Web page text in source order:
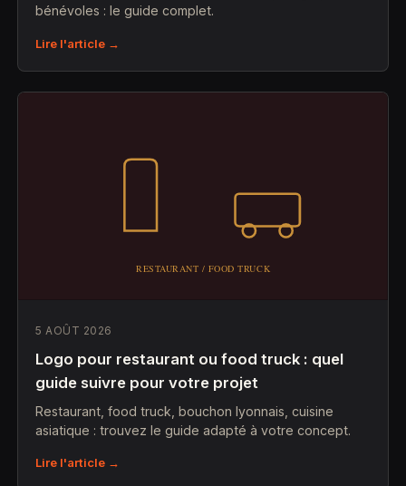
bénévoles : le guide complet.
Lire l'article →
5 AOÛT 2026
Logo pour restaurant ou food truck : quel
guide suivre pour votre projet
Restaurant, food truck, bouchon lyonnais, cuisine
asiatique : trouvez le guide adapté à votre concept.
Lire l'article →